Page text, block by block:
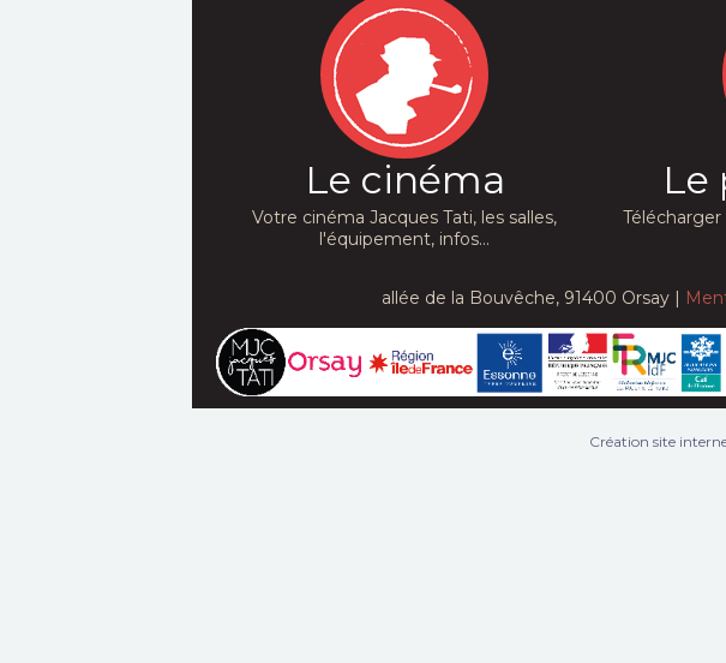
Le cinéma
Votre cinéma Jacques Tati, les salles,
l'équipement, infos...
Le
allée de la Bouvêche, 91400 Orsay |
Création site